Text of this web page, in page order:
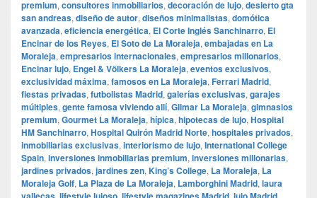
premium, consultores inmobiliarios, decoración de lujo, desierto gta
san andreas, diseño de autor, diseños minimalistas, domótica
avanzada, eficiencia energética, El Corte Inglés Sanchinarro, El
Encinar de los Reyes, El Soto de La Moraleja, embajadas en La
Moraleja, empresarios internacionales, empresarios millonarios,
Encinar lujo, Engel & Völkers La Moraleja, eventos exclusivos,
exclusividad máxima, famosos en La Moraleja, Ferrari Madrid,
fiestas privadas, futbolistas Madrid, galerías exclusivas, garajes
múltiples, gente famosa viviendo allí, Gilmar La Moraleja, gimnasios
premium, Gourmet La Moraleja, hípica, hipotecas de lujo, Hospital
HM Sanchinarro, Hospital Quirón Madrid Norte, hospitales privados,
inmobiliarias exclusivas, interiorismo de lujo, International College
Spain, inversiones inmobiliarias premium, inversiones millonarias,
jardines privados, jardines zen, King’s College, La Moraleja, La
Moraleja Golf, La Plaza de La Moraleja, Lamborghini Madrid, laura